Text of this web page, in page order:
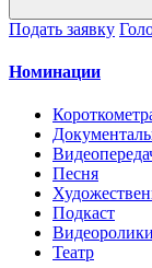
Подать заявку
Номинации
Песня
Подкаст
Театр